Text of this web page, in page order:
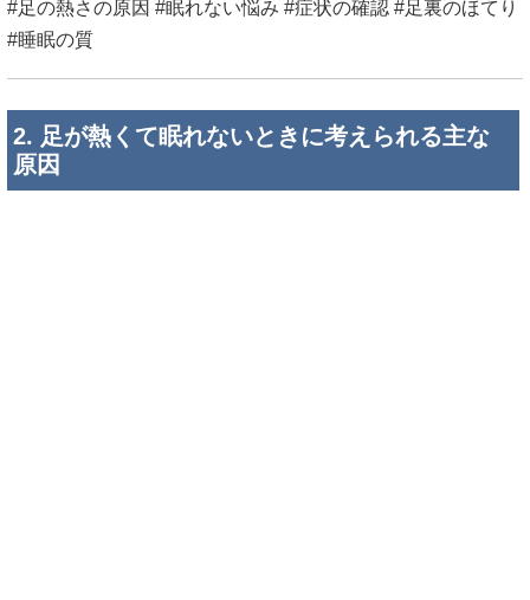
#足の熱さの原因 #眠れない悩み #症状の確認 #足裏のほてり
#睡眠の質
2. 足が熱くて眠れないときに考えられる主な
原因